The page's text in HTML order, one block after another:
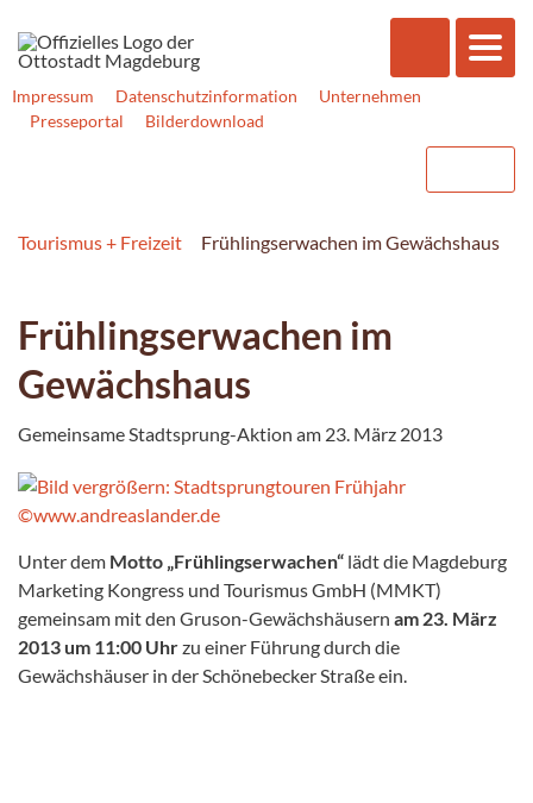
Impressum Datenschutzinformation
Unternehmen
Presseportal
Bilderdownload
Tourismus + Freizeit Frühlingserwachen im Gewächshaus
Frühlingserwachen im
Gewächshaus
Gemeinsame Stadtsprung-Aktion am 23. März 2013
Unter dem Motto „Frühlingserwachen“ lädt die Magdeburg
Marketing Kongress und Tourismus GmbH (MMKT)
gemeinsam mit den Gruson-Gewächshäusern am 23. März
2013 um 11:00 Uhrzu einer Führung durch die
Gewächshäuser in der Schönebecker Straße ein.